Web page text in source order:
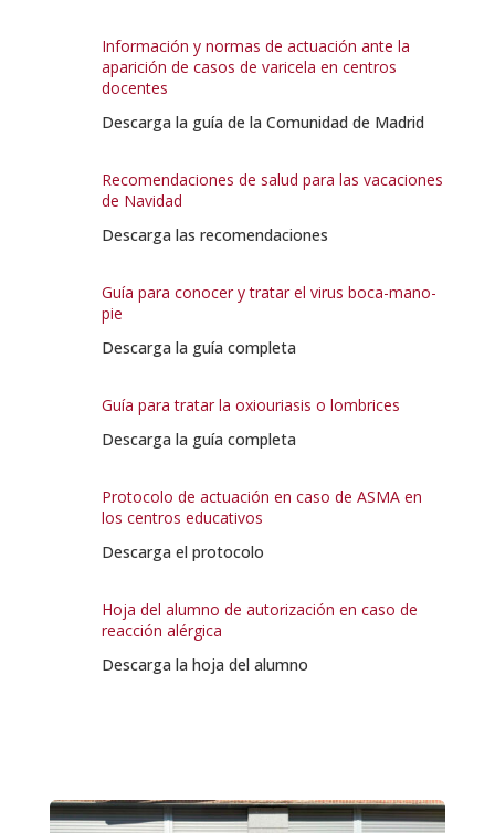
Información y normas de actuación ante la
aparición de casos de varicela en centros
docentes
Descarga la guía de la Comunidad de Madrid
Recomendaciones de salud para las vacaciones
de Navidad
Descarga las recomendaciones
Guía para conocer y tratar el virus boca-mano-
pie
Descarga la guía completa
Guía para tratar la oxiouriasis o lombrices
Descarga la guía completa
Protocolo de actuación en caso de ASMA en
los centros educativos
Descarga el protocolo
Hoja del alumno de autorización en caso de
reacción alérgica
Descarga la hoja del alumno